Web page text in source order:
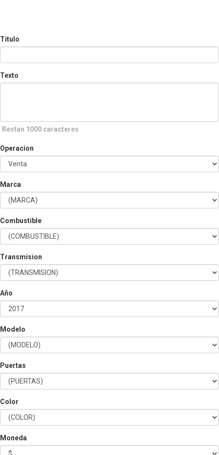
Titulo
Texto
Restan 1000 caracteres
Operacion
Marca
Combustible
Transmision
Año
Modelo
Puertas
Color
Moneda